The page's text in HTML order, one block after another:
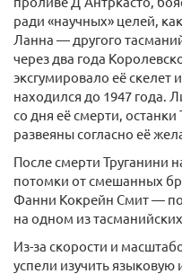
ради «научных» целей,
Ланна — другого
через два года
эксгумировало её скелет
находился до 1947 года.
со дня её смерти,
развеяны согласно её
После смерти Труганини
потомки от смешанных
Фанни Кокрейн Смит —
на одном из
Из-за скорости и
успели изучить